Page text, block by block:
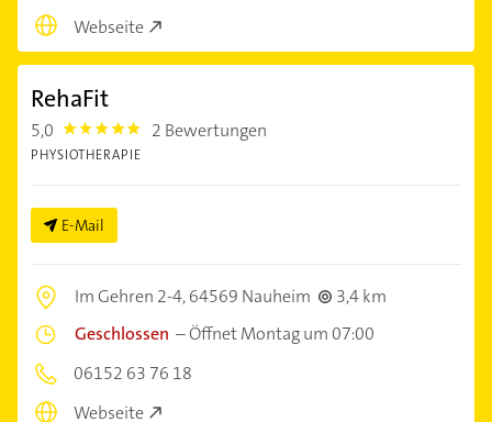
Webseite
RehaFit
5,0 5.0 2 Bewertungen
PHYSIOTHERAPIE
E-Mail
Im Gehren 2-4,64569 Nauheim
3,4 km
Geschlossen –Öffnet Montag um 07:00
06152 63 76 18
Webseite